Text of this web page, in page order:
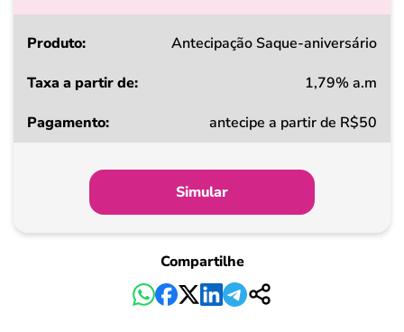
Produto
a
Pagamento
Antecipação Saque-aniversário
1,79% a.m
antecipe a partir de R$50
Simular
Compartilhe